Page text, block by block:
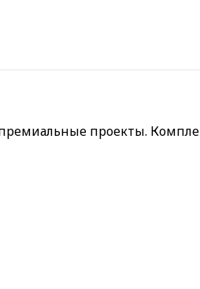
проекты.